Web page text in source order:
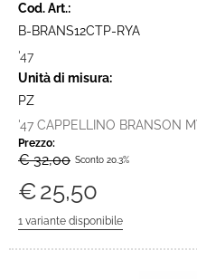
Cod. Art.:
B-BRANS12CTP-RYA
'47
Unità di misura:
PZ
'47 CAPPELLINO BRANSON
Prezzo:
€ 32,00 Sconto 20.3%
€25,50